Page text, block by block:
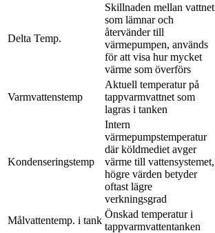
Delta Temp.
Skillnaden mellan vattnet
som lämnar och
återvänder till
värmepumpen, används
för att visa hur mycket
värme som överförs
Varmvattenstemp
Aktuell temperatur på
tappvarmvattnet som
lagras i tanken
Kondenseringstemp
Intern
värmepumpstemperatur
där köldmediet avger
värme till vattensystemet,
högre värden betyder
oftast lägre
verkningsgrad
Målvattentemp. i tank
Önskad temperatur i
tappvarmvattentanken